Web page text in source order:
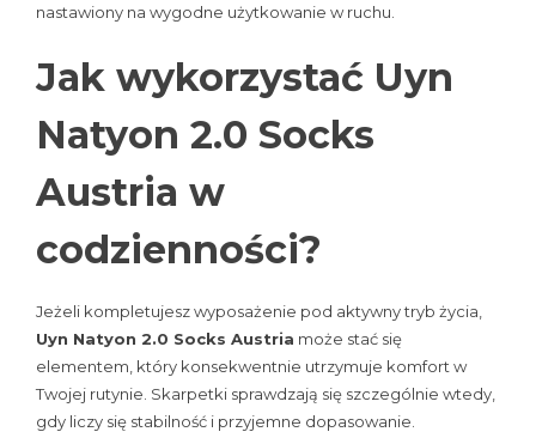
nastawiony na wygodne użytkowanie w ruchu.
Jak wykorzystać Uyn
Natyon 2.0 Socks
Austria w
codzienności?
Jeżeli kompletujesz wyposażenie pod aktywny tryb życia,
Uyn Natyon 2.0 Socks Austria może stać się
elementem, który konsekwentnie utrzymuje komfort w
Twojej rutynie. Skarpetki sprawdzają się szczególnie wtedy,
gdy liczy się stabilność i przyjemne dopasowanie.